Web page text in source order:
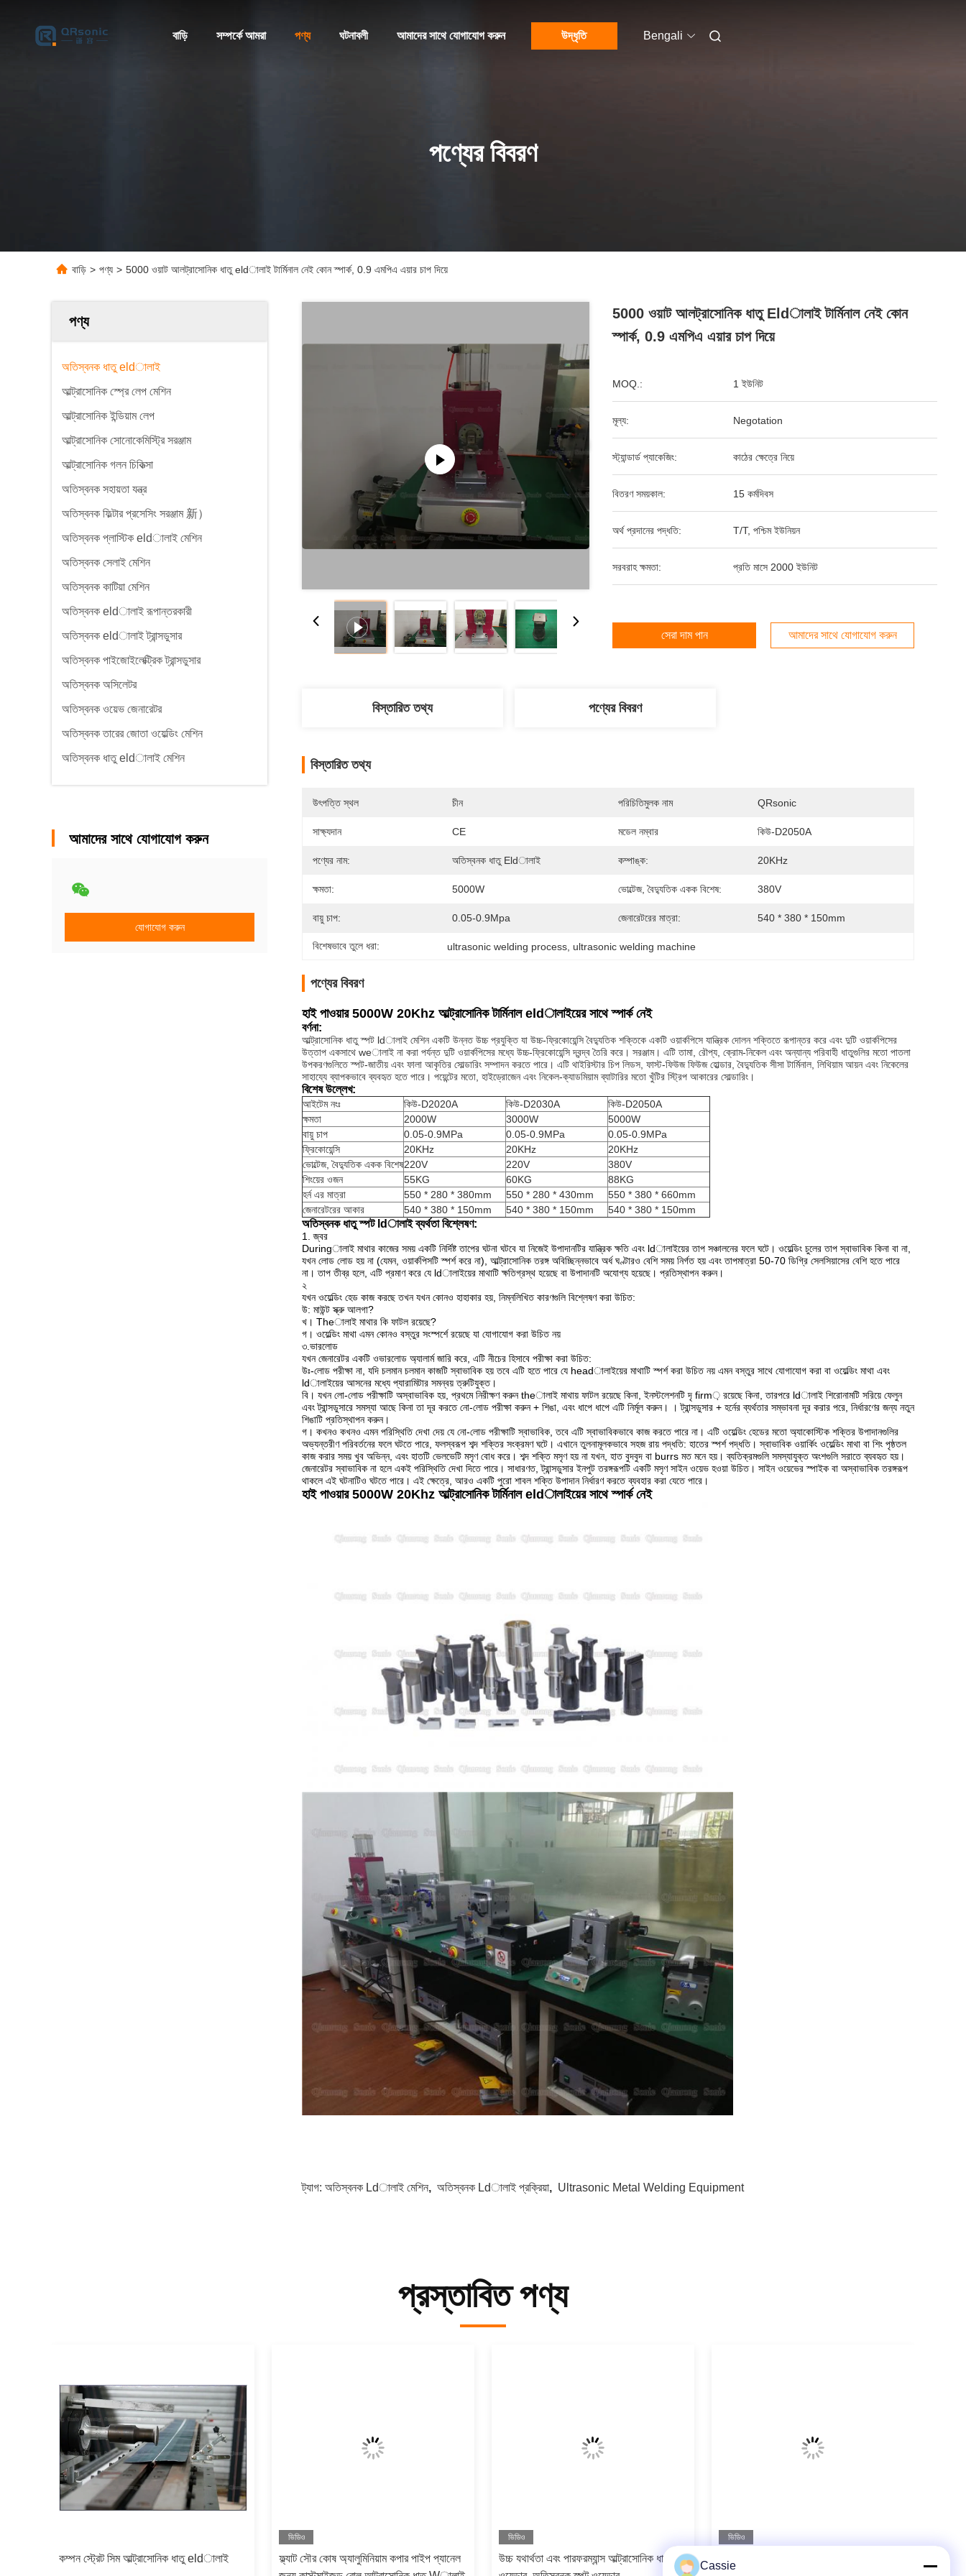
বাড়ি সম্পর্কে আমরা পণ্য ঘটনাবলী আমাদের সাথে যোগাযোগ করুন উদ্ধৃতি Bengali
পণ্যের বিবরণ
বাড়ি > পণ্য > 5000 ওয়াট আলট্রাসোনিক ধাতু eldালাই টার্মিনাল নেই কোন স্পার্ক, 0.9 এমপিএ এয়ার চাপ দিয়ে
পণ্য
অতিস্বনক ধাতু eldালাই
আল্ট্রাসোনিক স্প্রে লেপ মেশিন
আল্ট্রাসোনিক ইন্ডিয়াম লেপ
আল্ট্রাসোনিক সোনোকেমিস্ট্রি সরঞ্জাম
আল্ট্রাসোনিক গলন চিকিত্সা
অতিস্বনক সহায়তা যন্ত্র
অতিস্বনক ফিল্টার প্রসেসিং সরঞ্জাম 新）
অতিস্বনক প্লাস্টিক eldালাই মেশিন
অতিস্বনক সেলাই মেশিন
অতিস্বনক কাটিয়া মেশিন
অতিস্বনক eldালাই রূপান্তরকারী
অতিস্বনক eldালাই ট্রান্সডুসার
অতিস্বনক পাইজোইলেক্ট্রিক ট্রান্সডুসার
অতিস্বনক অসিলেটর
অতিস্বনক ওয়েভ জেনারেটর
অতিস্বনক তারের জোতা ওয়েল্ডিং মেশিন
অতিস্বনক ধাতু eldালাই মেশিন
আমাদের সাথে যোগাযোগ করুন
যোগাযোগ করুন
5000 ওয়াট আলট্রাসোনিক ধাতু Eldালাই টার্মিনাল নেই কোন
স্পার্ক, 0.9 এমপিএ এয়ার চাপ দিয়ে
MOQ.: 1 ইউনিট
মূল্য: Negotation
স্ট্যান্ডার্ড প্যাকেজিং: কাঠের ক্ষেত্রে নিয়ে
বিতরণ সময়কাল: 15 কর্মদিবস
অর্থ প্রদানের পদ্ধতি: T/T, পশ্চিম ইউনিয়ন
সরবরাহ ক্ষমতা: প্রতি মাসে 2000 ইউনিট
সেরা দাম পান আমাদের সাথে যোগাযোগ করুন
বিস্তারিত তথ্য পণ্যের বিবরণ
বিস্তারিত তথ্য
উৎপত্তি স্থল চীন পরিচিতিমুলক নাম QRsonic
সাক্ষ্যদান CE মডেল নম্বার কিউ-D2050A
পণ্যের নাম: অতিস্বনক ধাতু Eldালাই কম্পাঙ্ক: 20KHz
ক্ষমতা: 5000W ভোল্টেজ, বৈদ্যুতিক একক বিশেষ: 380V
বায়ু চাপ: 0.05-0.9Mpa জেনারেটরের মাত্রা: 540 * 380 * 150mm
বিশেষভাবে তুলে ধরা: ultrasonic welding process ultrasonic welding machine
পণ্যের বিবরণ
হাই পাওয়ার 5000W 20Khz আল্ট্রাসোনিক টার্মিনাল eldালাইয়ের সাথে স্পার্ক নেই
বর্ণনা:
আল্ট্রাসোনিক ধাতু স্পট ldালাই মেশিন একটি উন্নত উচ্চ প্রযুক্তি যা উচ্চ-ফ্রিকোয়েন্সি বৈদ্যুতিক শক্তিকে একটি ওয়ার্কপিসে যান্ত্রিক দোলন শক্তিতে রূপান্তর করে এবং দুটি ওয়ার্কপিসের
উত্তাপ একসাথে weালাই না করা পর্যন্ত দুটি ওয়ার্কপিসের মধ্যে উচ্চ-ফ্রিকোয়েন্সি দ্বন্দ্ব তৈরি করে। সরঞ্জাম। এটি তামা, রৌপ্য, ক্রোম-নিকেল এবং অন্যান্য পরিবাহী ধাতুগুলির মতো পাতলা
উপকরণগুলিতে স্পট-জাতীয় এবং ফালা আকৃতির সোল্ডারিং সম্পাদন করতে পারে। এটি থাইরিস্টার চিপ লিডস, ফাস্ট-ফিউজ ফিউজ হোল্ডার, বৈদ্যুতিক সীসা টার্মিনাল, লিথিয়াম আয়ন এবং নিকেলের
সাহায্যে ব্যাপকভাবে ব্যবহৃত হতে পারে। পয়েন্টের মতো, হাইড্রোজেন এবং নিকেল-ক্যাডমিয়াম ব্যাটারির মতো খুঁটির স্ট্রিপ আকারের সোল্ডারিং।
বিশেষ উল্লেখ:
আইটেম নংঃ কিউ-D2020A কিউ-D2030A
কিউ-D2050A
ক্ষমতা
2000W 3000W
5000W
বায়ু চাপ
0.05-0.9MPa 0.05-0.9MPa
0.05-0.9MPa
ফ্রিকোয়েন্সি
20KHz 20KHz
20KHz
ভোল্টেজ, বৈদ্যুতিক একক বিশেষ220V 220V
380V
শিংয়ের ওজন
55KG 60KG
88KG
হর্ন এর মাত্রা
550 * 280 * 380mm 550 * 280 * 430mm
550 * 380 * 660mm
জেনারেটরের আকার
540 * 380 * 150mm 540 * 380 * 150mm 540 * 380 * 150mm
অতিস্বনক ধাতু স্পট ldালাই ব্যর্থতা বিশ্লেষণ:
1. জ্বর
Duringালাই মাথার কাজের সময় একটি নির্দিষ্ট তাপের ঘটনা ঘটবে যা নিজেই উপাদানটির যান্ত্রিক ক্ষতি এবং ldালাইয়ের তাপ সঞ্চালনের ফলে ঘটে। ওয়েল্ডিং চুলের তাপ স্বাভাবিক কিনা বা না,
যখন লোড লোড হয় না (যেমন, ওয়ার্কপিসটি স্পর্শ করে না), আল্ট্রাসোনিক তরঙ্গ অবিচ্ছিন্নভাবে অর্ধ ঘণ্টারও বেশি সময় নির্গত হয় এবং তাপমাত্রা 50-70 ডিগ্রি সেলসিয়াসের বেশি হতে পারে
না। তাপ তীব্র হলে, এটি প্রমাণ করে যে ldালাইয়ের মাথাটি ক্ষতিগ্রস্থ হয়েছে বা উপাদানটি অযোগ্য হয়েছে। প্রতিস্থাপন করুন।
২
যখন ওয়েল্ডিং হেড কাজ করছে তখন যখন কোনও হাহাকার হয়, নিম্নলিখিত কারণগুলি বিশ্লেষণ করা উচিত:
উ: মাউন্ট স্ক্রু আলগা?
খ। Theালাই মাথার কি ফাটল রয়েছে?
গ। ওয়েল্ডিং মাথা এমন কোনও বস্তুর সংস্পর্শে রয়েছে যা যোগাযোগ করা উচিত নয়
৩.ভারলোড
যখন জেনারেটর একটি ওভারলোড অ্যালার্ম জারি করে, এটি নীচের হিসাবে পরীক্ষা করা উচিত:
উঃ-লোড পরীক্ষা না, যদি চলমান চলমান কাজটি স্বাভাবিক হয় তবে এটি হতে পারে যে headালাইয়ের মাথাটি স্পর্শ করা উচিত নয় এমন বস্তুর সাথে যোগাযোগ করা বা ওয়েল্ডিং মাথা এবং
ldালাইয়ের আসনের মধ্যে প্যারামিটার সমন্বয় ত্রুটিযুক্ত।
বি। যখন লো-লোড পরীক্ষাটি অস্বাভাবিক হয়, প্রথমে নিরীক্ষণ করুন theালাই মাথায় ফাটল রয়েছে কিনা, ইনস্টলেশনটি দৃ firm় রয়েছে কিনা, তারপরে ldালাই শিরোনামটি সরিয়ে ফেলুন
এবং ট্রান্সডুসারে সমস্যা আছে কিনা তা দূর করতে নো-লোড পরীক্ষা করুন + শিঙা, এবং ধাপে ধাপে এটি নির্মূল করুন।
। ট্রান্সডুসার + হর্নের ব্যর্থতার সম্ভাবনা দূর করার পরে, নির্ধারণের জন্য নতুন
শিঙাটি প্রতিস্থাপন করুন।
গ। কখনও কখনও এমন পরিস্থিতি দেখা দেয় যে নো-লোড পরীক্ষাটি স্বাভাবিক, তবে এটি স্বাভাবিকভাবে কাজ করতে পারে না। এটি ওয়েল্ডিং হেডের মতো অ্যাকোস্টিক শক্তির উপাদানগুলির
অভ্যন্তরীণ পরিবর্তনের ফলে ঘটতে পারে, ফলস্বরূপ শব্দ শক্তির সংক্রমণ ঘটে। এখানে তুলনামূলকভাবে সহজ রায় পদ্ধতি: হাতের স্পর্শ পদ্ধতি। স্বাভাবিক ওয়ার্কিং ওয়েল্ডিং মাথা বা শিং পৃষ্ঠতল
কাজ করার সময় খুব অভিন্ন, এবং হাতটি ভেলভেটি মসৃণ বোধ করে। শব্দ শক্তি মসৃণ হয় না যখন, হাত বুদবুদ বা burrs মত মনে হয়। ব্যতিক্রমগুলি সমস্যাযুক্ত অংশগুলি সরাতে ব্যবহৃত হয়।
জেনারেটর স্বাভাবিক না হলে একই পরিস্থিতি দেখা দিতে পারে। সাধারণত, ট্রান্সডুসার ইনপুট তরঙ্গরূপটি একটি মসৃণ সাইন ওয়েভ হওয়া উচিত। সাইন ওয়েভের স্পাইক বা অস্বাভাবিক তরঙ্গরূপ
থাকলে এই ঘটনাটিও ঘটতে পারে। এই ক্ষেত্রে, আরও একটি পুরো শাবল শক্তি উপাদান নির্ধারণ করতে ব্যবহার করা যেতে পারে।
হাই পাওয়ার 5000W 20Khz আল্ট্রাসোনিক টার্মিনাল eldালাইয়ের সাথে স্পার্ক নেই
ট্যাগ: অতিস্বনক Ldালাই মেশিন, অতিস্বনক Ldালাই প্রক্রিয়া, Ultrasonic Metal Welding Equipment
প্রস্তাবিত পণ্য
কম্পন স্ট্রেট সিম আল্ট্রাসোনিক ধাতু eldালাই
ভিডিও
ফ্ল্যাট সৌর কোষ অ্যালুমিনিয়াম কপার পাইপ প্যানেল
ভিডিও
উচ্চ যথার্থতা এবং পারফরম্যান্স আল্ট্রাসোনিক ধাতু
ভিডিও
অ্যালুমিনিয়াম আল্ট্রাসোনিক ধাতু eldালাই সরঞ্জাম
Cassie